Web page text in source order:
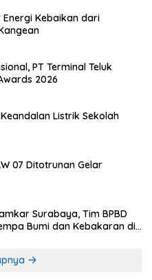
Energi Kebaikan dari
PT Terminal Teluk
2026
Listrik Sekolah
07 Ditotrunan Gelar
Surabaya, Tim BPBD
Bumi dan Kebakaran di